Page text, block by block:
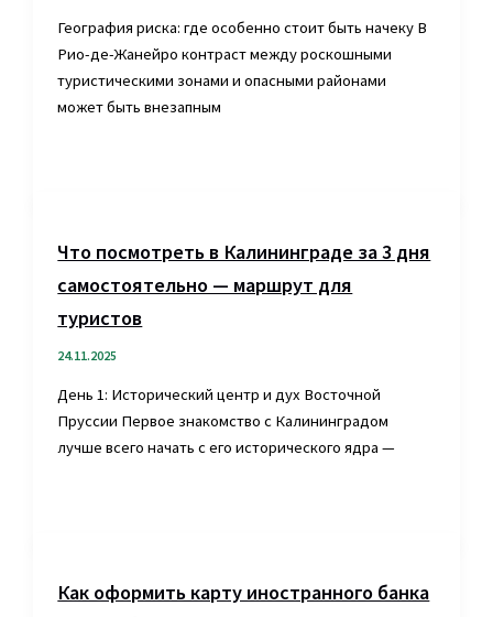
География риска: где особенно стоит быть начеку В
Рио-де-Жанейро контраст между роскошными
туристическими зонами и опасными районами
может быть внезапным
Что посмотреть в Калининграде за 3 дня
самостоятельно — маршрут для
туристов
24.11.2025
День 1: Исторический центр и дух Восточной
Пруссии Первое знакомство с Калининградом
лучше всего начать с его исторического ядра —
Как оформить карту иностранного банка